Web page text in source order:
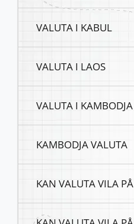
VALUTA I KABUL
VALUTA I LAOS
VALUTA I KAMBODJA
KAMBODJA VALUTA
KAN VALUTA VILA PÅ